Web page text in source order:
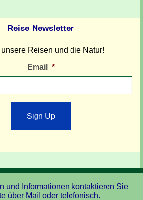
Reise-Newsletter
Reisen und die Natur!
Email *
Sign Up
und Informationen kontaktieren Sie
über Mail oder telefonisch.